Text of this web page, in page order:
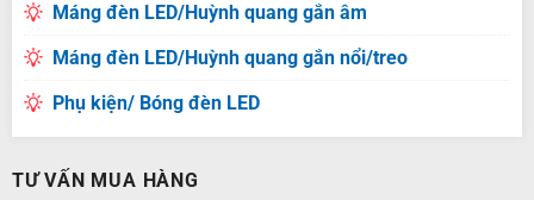
Máng đèn LED/Huỳnh quang gắn âm
Máng đèn LED/Huỳnh quang gắn nổi/treo
Phụ kiện/ Bóng đèn LED
TƯ VẤN MUA HÀNG